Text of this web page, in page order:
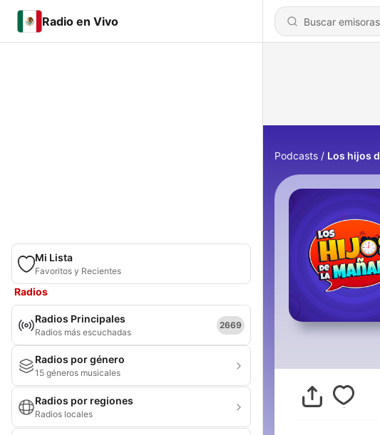
Radio en Vivo
Mi Lista
Favoritos y Recientes
Radios
Radios Principales
Radios más escuchadas
2669
Radios por género
15 géneros musicales
Radios por regiones
Radios locales
Podcasts Los hijos